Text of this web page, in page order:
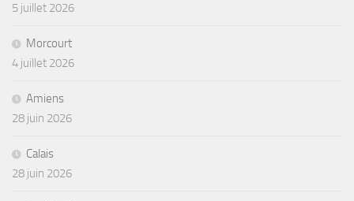
5 juillet 2026
Morcourt
4 juillet 2026
Amiens
28 juin 2026
Calais
28 juin 2026